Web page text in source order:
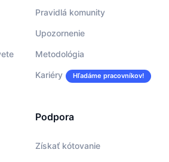
Pravidlá komunity
Upozornenie
Metodológia
Kariéry Hľadáme pracovníkov!
Podpora
Získať kótovanie